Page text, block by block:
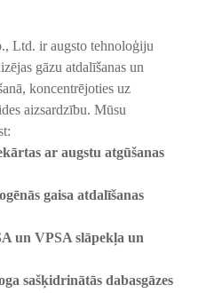
Ltd. ir augsto tehnoloģiju
gāzu atdalīšanas un
koncentrējoties uz
aizsardzību. Mūsu
ar augstu atgūšanas
gaisa atdalīšanas
un VPSA slāpekļa un
sašķidrinātās dabasgāzes